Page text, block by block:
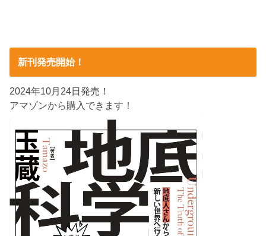
新刊発売開始！
2024年10月24日発売！
アマゾンから購入できます！